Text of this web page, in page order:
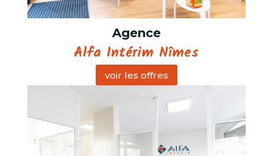
Agence
Alfa Intérim Nîmes
voir les offres